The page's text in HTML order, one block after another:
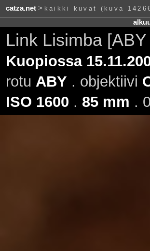
catza.net> kaikki kuvat (kuva
Link Lisimba [ABY
Kuopiossa
rotu ABY . objektiivi
ISO 1600 . 85 mm .